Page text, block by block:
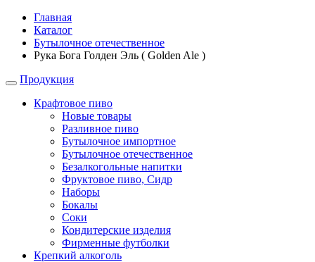
Главная
Каталог
Бутылочное отечественное
Рука Бога Голден Эль ( Golden Ale )
Продукция
Крафтовое пиво
Новые товары
Разливное пиво
Бутылочное импортное
Бутылочное отечественное
Безалкогольные напитки
Фруктовое пиво, Сидр
Наборы
Бокалы
Соки
Кондитерские изделия
Фирменные футболки
Крепкий алкоголь